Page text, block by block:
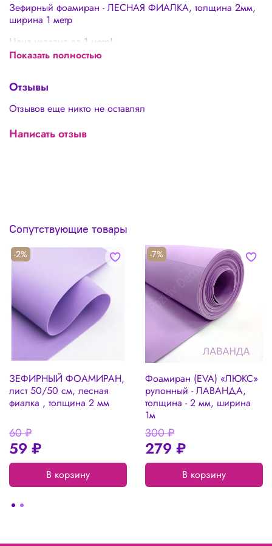
Зефирный фоамиран - ЛЕСНАЯ ФИАЛКА, толщина 2мм,
ширина 1 метр
Цена указана за 1 метр!
Показать полностью
Отзывы
Отзывов еще никто не оставлял
Написать отзыв
Сопутствующие товары
-2%
ЗЕФИРНЫЙ ФОАМИРАН,
лист 50/50 см, лесная
фиалка , толщина 2 мм
60 ₽
59 ₽
В корзину
-7%
Фоамиран (EVA) «ЛЮКС»
рулонный - ЛАВАНДА,
толщина - 2 мм, ширина
1м
300 ₽
279 ₽
В корзину